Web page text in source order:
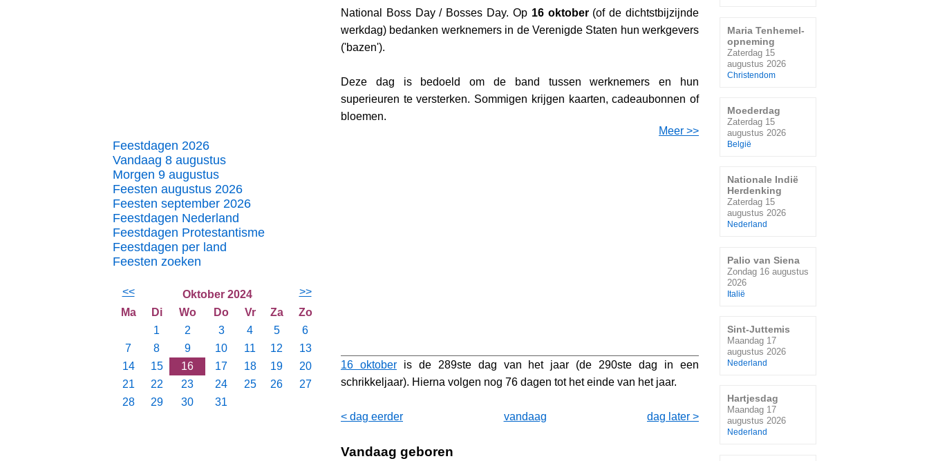
Feestdagen 2026
Vandaag 8 augustus
Morgen 9 augustus
Feesten augustus 2026
Feesten september 2026
Feestdagen Nederland
Feestdagen Protestantisme
Feestdagen per land
Feesten zoeken
<< Oktober 2024
>>
Ma
Di Wo Do Vr Za
Zo
1
2 3 4 5
6
7
8 9 10 11 12
13
14
15 16 17 18 19
20
21
22 23 24 25 26
27
28
29 30 31
National Boss Day / Bosses Day. Op 16 oktober(of de dichtstbijzijnde
werkdag) bedanken werknemers in de Verenigde Staten hun werkgevers
('bazen').
Deze dag is bedoeld om de band tussen werknemers en hun
superieuren te versterken. Sommigen krijgen kaarten, cadeaubonnen of
bloemen.
Meer >>
16 oktoberis de 289ste dag van het jaar (de 290ste dag in een
schrikkeljaar). Hierna volgen nog 76 dagen tot het einde van het jaar.
< dag eerder dag later >
vandaag
Vandaag geboren
Maria Tenhemel-
opneming
Zaterdag 15
augustus 2026
Christendom
Moederdag
Zaterdag 15
augustus 2026
België
Nationale Indië
Herdenking
Zaterdag 15
augustus 2026
Nederland
Palio van Siena
Zondag 16 augustus
2026
Italië
Sint-Juttemis
Maandag 17
augustus 2026
Nederland
Hartjesdag
Maandag 17
augustus 2026
Nederland